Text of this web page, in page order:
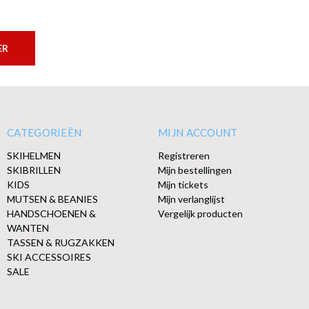
CATEGORIEËN
SKIHELMEN
SKIBRILLEN
KIDS
MUTSEN & BEANIES
HANDSCHOENEN &
WANTEN
TASSEN & RUGZAKKEN
SKI ACCESSOIRES
SALE
MIJN ACCOUNT
Registreren
Mijn bestellingen
Mijn tickets
Mijn verlanglijst
Vergelijk producten